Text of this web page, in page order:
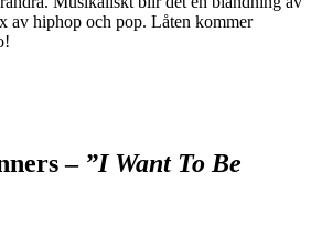
av hiphop och pop. Låten kommer
– ”I Want To Be